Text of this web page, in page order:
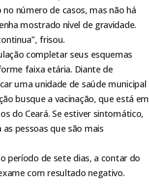
número de casos, mas não há
mostrado nível de gravidade.
frisou.
completar seus esquemas
faixa etária. Diante de
uma unidade de saúde municipal
busque a vacinação, que está em
do Ceará. Se estiver sintomático,
pessoas que são mais
período de sete dias, a contar do
com resultado negativo.